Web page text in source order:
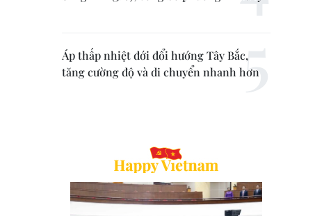
Áp thấp nhiệt đới đổi hướng Tây Bắc,
tăng cường độ và di chuyển nhanh hơn